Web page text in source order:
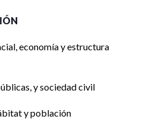
economía y estructura
y sociedad civil
y población